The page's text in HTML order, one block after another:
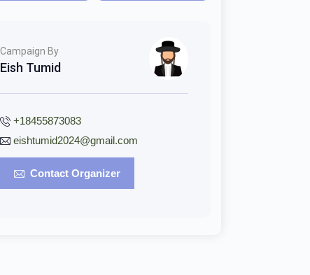
Campaign By
Eish Tumid
+18455873083
eishtumid2024@gmail.com
Contact Organizer